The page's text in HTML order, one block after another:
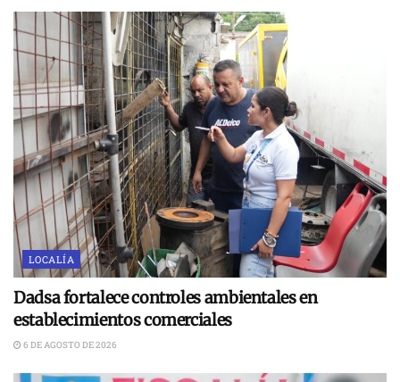
LOCALÍA
Dadsa fortalece controles ambientales en
establecimientos comerciales
6 DE AGOSTO DE 2026